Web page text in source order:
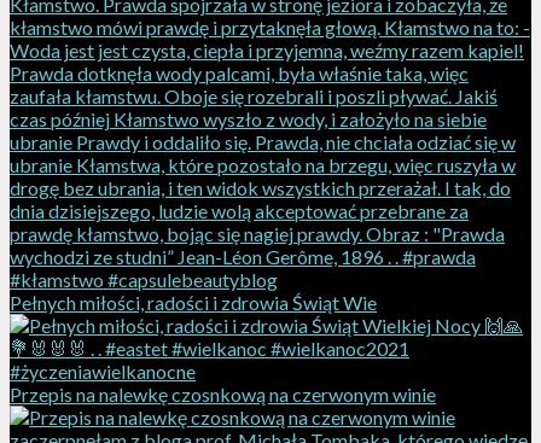
Pełnych miłości, radości i zdrowia Świąt Wie
Przepis na nalewkę czosnkową na czerwonym winie